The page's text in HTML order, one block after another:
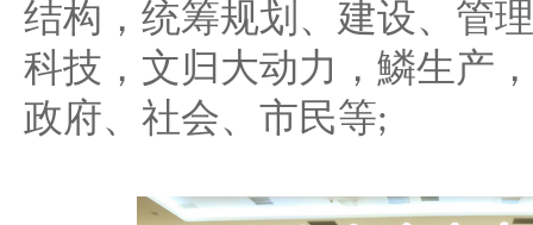
结构，统筹规划、建设、管
科技，文归大动力，鱗生产
政府、社会、市民等;